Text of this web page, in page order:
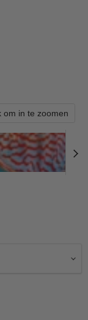
om in te zoomen